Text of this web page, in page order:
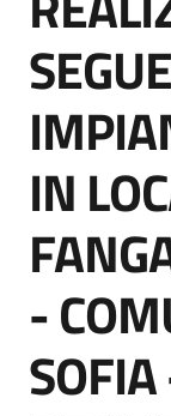
English
site
Seguici
su
IN
-